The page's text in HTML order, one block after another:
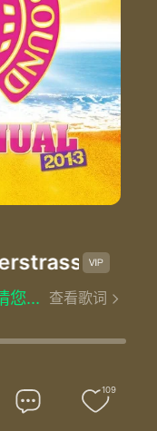
No. 1
此歌曲为没有填词的纯音乐，请您欣赏 查看歌词
109